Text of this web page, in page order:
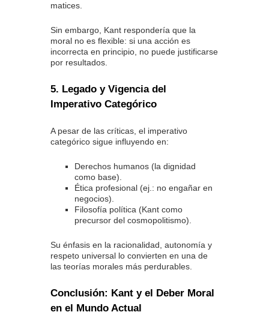
matices.
Sin embargo, Kant respondería que la
moral no es flexible: si una acción es
incorrecta en principio, no puede justificarse
por resultados.
5. Legado y Vigencia del
Imperativo Categórico
A pesar de las críticas, el imperativo
categórico sigue influyendo en:
Derechos humanos (la dignidad
como base).
Ética profesional (ej.: no engañar en
negocios).
Filosofía política (Kant como
precursor del cosmopolitismo).
Su énfasis en la racionalidad, autonomía y
respeto universal lo convierten en una de
las teorías morales más perdurables.
Conclusión: Kant y el Deber Moral
en el Mundo Actual